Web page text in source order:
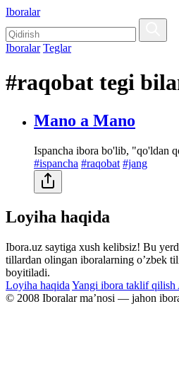
Iboralar
Iboralar Teglar
#raqobat tegi
Mano a Mano
Ispancha ibora bo'lib, "qo'ldan
#ispancha #raqobat #jang
Loyiha haqida
Ibora.uz saytiga xush kelibsiz! Bu
tillardan olingan iboralarning oʼzbek
boyitiladi.
Loyiha haqida Yangi ibora taklif qilish
© 2008 Iboralar maʼnosi — jahon